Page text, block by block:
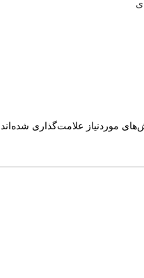
موردنیاز علامت‌گذاری شده‌اند